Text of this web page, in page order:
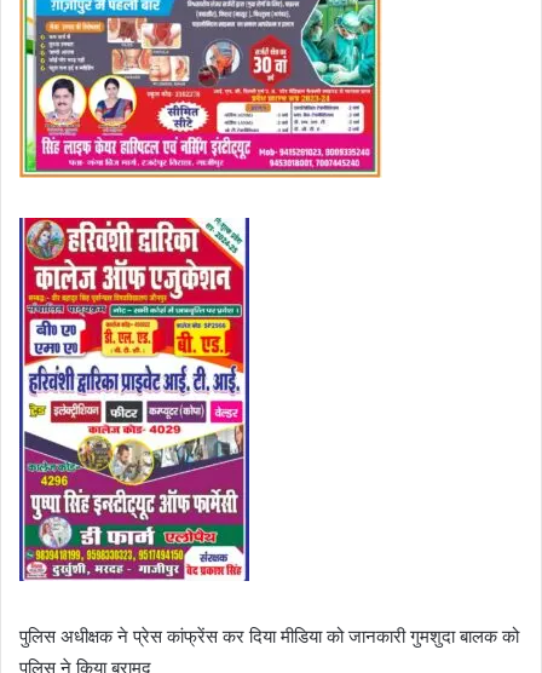
पुलिस अधीक्षक ने प्रेस कांफ्रेंस कर दिया मीडिया को जानकारी गुमशुदा बालक को
पुलिस ने किया बरामद